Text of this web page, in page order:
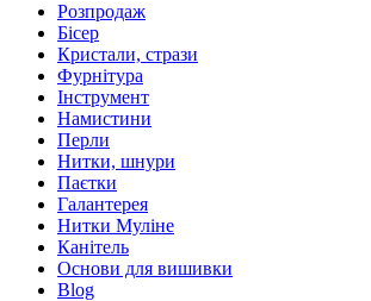
Розпродаж
Бісер
Кристали, стрази
Фурнітура
Інструмент
Намистини
Перли
Нитки, шнури
Паєтки
Галантерея
Нитки Муліне
Канітель
Основи для вишивки
Blog